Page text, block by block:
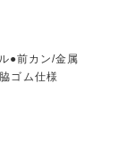
●前カン/金属
ゴム仕様